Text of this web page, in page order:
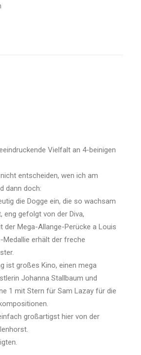
Vielfalt an 4-beinigen
entscheiden, wen ich am
dann doch:
die Dogge ein, die so wachsam
eng gefolgt von der Diva,
der Mega-Allange-Perücke a Louis
Medallie erhält der freche
ist großes Kino, einen mega
Johanna Stallbaum und
1 mit Stern für Sam Lazay für die
großartigst hier von der